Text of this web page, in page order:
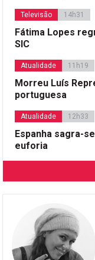
Televisão 14h31
Fátima Lopes
SIC
Atualidade 11h19
Morreu Luís
portuguesa
Atualidade 12h33
Espanha sagra-
euforia